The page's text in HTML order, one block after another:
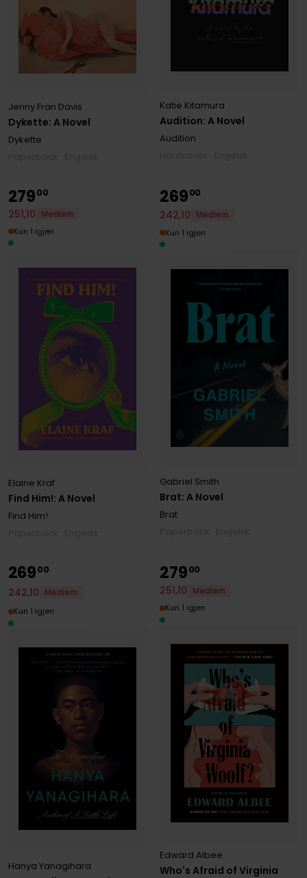
Dykette: A Novel
Jenny Fran Davis
Dykette
Audition: A Novel
Katie Kitamura
Audition
Find Him!: A Novel
Elaine Kraf
Find Him!
27900
251,10
Medlem
Kun 1 igjen
Brat: A Novel
Gabriel Smith
Brat
26900
242,10
Medlem
Kun 1 igjen
Hanya Yanagihara
26900
242,10
Medlem
Kun 1 igjen
Who's Afraid of Virginia
Edward Albee
27900
251,10
Medlem
Kun 1 igjen